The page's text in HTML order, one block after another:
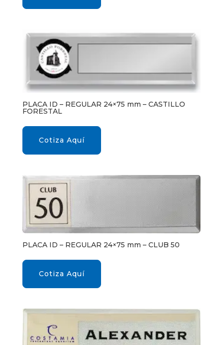
PLACA ID – REGULAR 24×75 mm – CASTILLO
FORESTAL
Cotiza Aquí
PLACA ID – REGULAR 24×75 mm – CLUB 50
Cotiza Aquí